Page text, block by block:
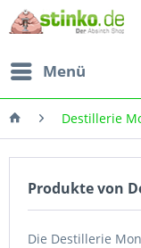
Menü
Destillerie
Produkte von
Die Destillerie